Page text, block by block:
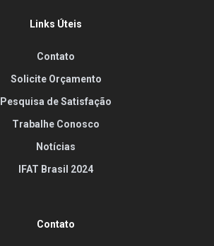
Links Úteis
Contato
Solicite Orçamento
Pesquisa de Satisfação
Trabalhe Conosco
Notícias
IFAT Brasil 2024
Contato